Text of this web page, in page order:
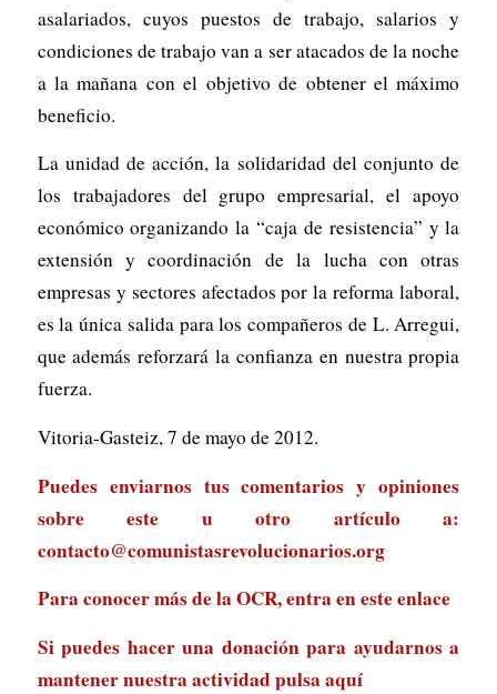
asalariados, cuyos puestos de trabajo, salarios y
condiciones de trabajo van a ser atacados de la noche
a la mañana con el objetivo de obtener el máximo
beneficio.
La unidad de acción, la solidaridad del conjunto de
los trabajadores del grupo empresarial, el apoyo
económico organizando la “caja de resistencia” y la
extensión y coordinación de la lucha con otras
empresas y sectores afectados por la reforma laboral,
es la única salida para los compañeros de L. Arregui,
que además reforzará la confianza en nuestra propia
fuerza.
Vitoria-Gasteiz, 7 de mayo de 2012.
Puedes enviarnos tus comentarios y opiniones
sobre este u otro artículo a:
contacto@comunistasrevolucionarios.org
Para conocer más de la OCR, entra eneste enlace
Si puedes hacer una donación para ayudarnos a
mantener nuestra actividad pulsa aquí